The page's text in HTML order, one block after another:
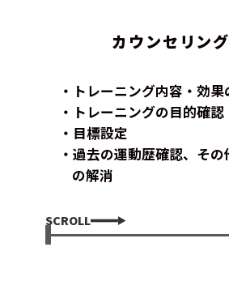
カウンセリング
トレーニング内容・効果
トレーニングの目的確認
目標設定
過去の運動歴確認、その
の解消
SCROLL